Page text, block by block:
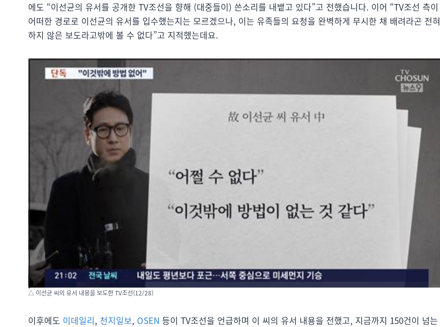
에도 “이선균의 유서를 공개한 TV조선을 향해 (대중들이) 쓴소리를 내뱉고 있다”고 전했습니다. 이어 “TV조선 측이
어떠한 경로로 이선균의 유서를 입수했는지는 모르겠으나, 이는 유족들의 요청을 완벽하게 무시한 채 배려라곤 전혀
하지 않은 보도라고밖에 볼 수 없다”고 지적했는데요.
△ 이선균 씨의 유서 내용을 보도한 TV조선(12/28)
이후에도 이데일리, 천지일보, OSEN 등이 TV조선을 언급하며 이 씨의 유서 내용을 전했고, 지금까지 150건이 넘는